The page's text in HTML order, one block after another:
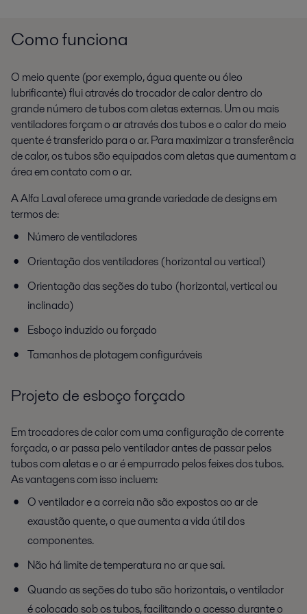
Como funciona
O meio quente (por exemplo, água quente ou óleo
lubrificante) flui através do trocador de calor dentro do
grande número de tubos com aletas externas. Um ou mais
ventiladores forçam o ar através dos tubos e o calor do meio
quente é transferido para o ar. Para maximizar a transferência
de calor, os tubos são equipados com aletas que aumentam a
área em contato com o ar.
A Alfa Laval oferece uma grande variedade de designs em
termos de:
Número de ventiladores
Orientação dos ventiladores (horizontal ou vertical)
Orientação das seções do tubo (horizontal, vertical ou
inclinado)
Esboço induzido ou forçado
Tamanhos de plotagem configuráveis
Projeto de esboço forçado
Em trocadores de calor com uma configuração de corrente
forçada, o ar passa pelo ventilador antes de passar pelos
tubos com aletas e o ar é empurrado pelos feixes dos tubos.
As vantagens com isso incluem:
O ventilador e a correia não são expostos ao ar de
exaustão quente, o que aumenta a vida útil dos
componentes.
Não há limite de temperatura no ar que sai.
Quando as seções do tubo são horizontais, o ventilador
é colocado sob os tubos, facilitando o acesso durante o